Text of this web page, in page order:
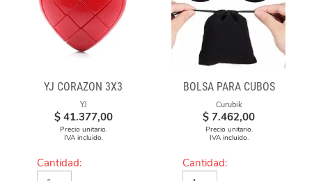
YJ CORAZON 3X3
YJ
$ 41.377,00
Precio unitario.
IVA incluido.
Cantidad:
BOLSA PARA CUBOS
Curubik
$ 7.462,00
Precio unitario.
IVA incluido.
Cantidad: